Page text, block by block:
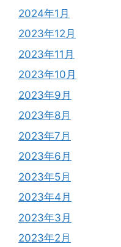
2024年1月
2023年12月
2023年11月
2023年10月
2023年9月
2023年8月
2023年7月
2023年6月
2023年5月
2023年4月
2023年3月
2023年2月